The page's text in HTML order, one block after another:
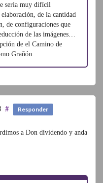
seria muy difícil
de la cantidad
de configuraciones que
de las imágenes…
de el Camino de
Grañón.
# Responder
a Don dividendo y anda